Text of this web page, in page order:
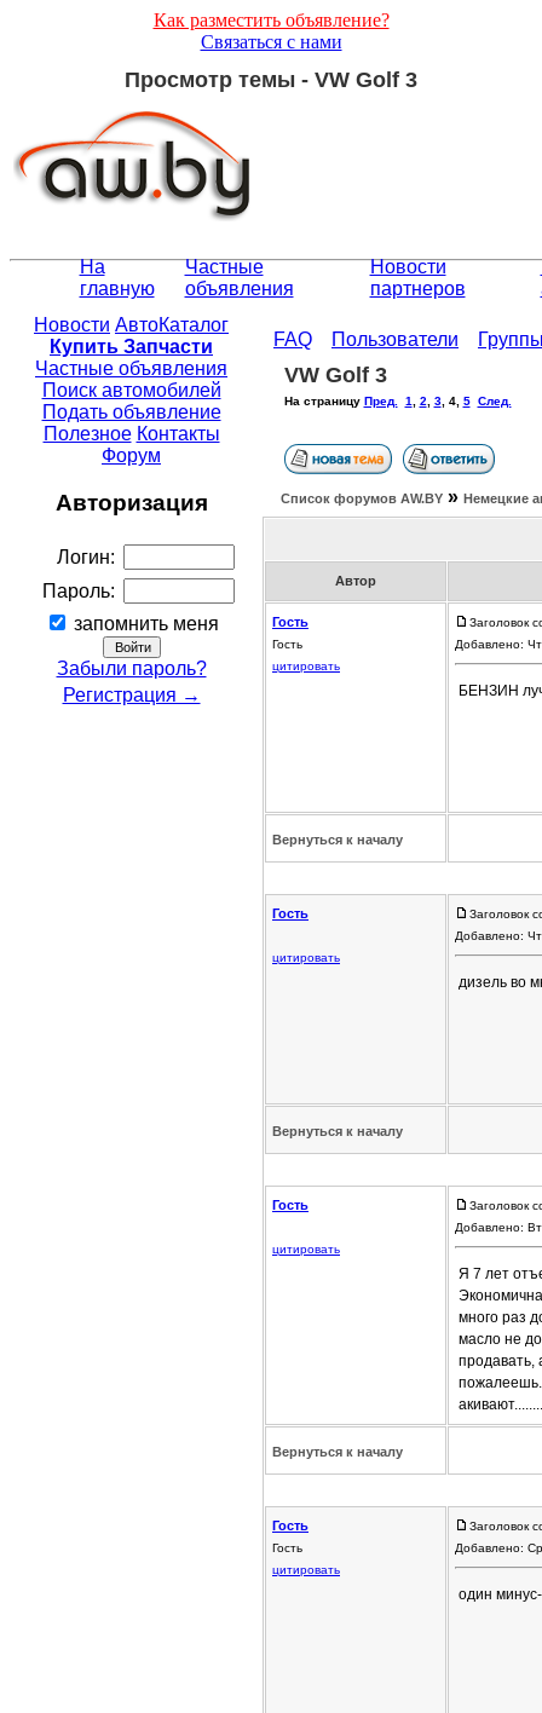
Как разместить объявление?
Связаться с нами
Просмотр темы - VW Golf 3
На
главную
Частные
объявления
Новости
партнеров
Новости АвтоКаталог
Купить Запчасти
Частные объявления
Поиск автомобилей
Подать объявление
Полезное Контакты
Форум
Авторизация
Логин:
Пароль:
запомнить меня
Забыли пароль?
Регистрация →
FAQ Пользователи
VW Golf 3
На страницу Пред. 1 2 3, 4, 5 След.
Список форумов АW.BY » Немецкие
Автор
Гость
Гость
цитировать
Заголовок
Добавлено:
БЕНЗИН
Вернуться к началу
Гость
цитировать
Заголовок
Добавлено:
дизель во
Вернуться к началу
Гость
цитировать
Заголовок
Добавлено:
Я 7 лет
много раз
масло не
продавать,
пожалеешь.
Вернуться к началу
Гость
Гость
цитировать
Заголовок
Добавлено:
один